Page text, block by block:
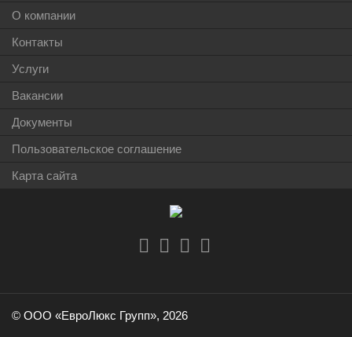
О компании
Контакты
Услуги
Вакансии
Документы
Пользовательское соглашение
Карта сайта
© ООО «ЕвроЛюкс Групп», 2026